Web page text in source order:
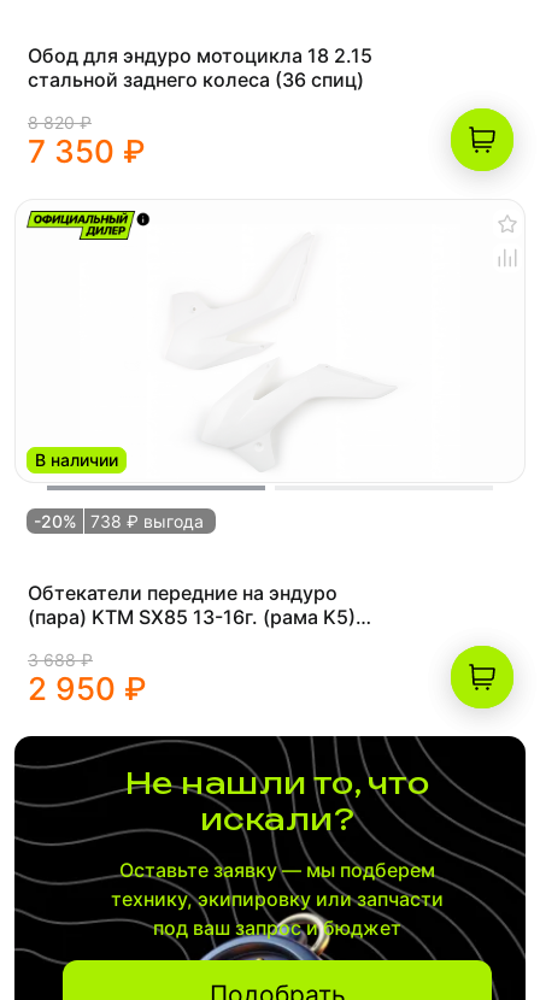
Обод для эндуро мотоцикла 18 2.15
стальной заднего колеса (36 спиц)
8 820 ₽
7 350 ₽
В наличии
-20% 738 ₽ выгода
Обтекатели передние на эндуро
(пара) KTM SX85 13-16г. (рама K5)
3 688 ₽
2 950 ₽
Не нашли то, что
искали?
Оставьте заявку — мы подберем
технику, экипировку или запчасти
под ваш запрос и бюджет